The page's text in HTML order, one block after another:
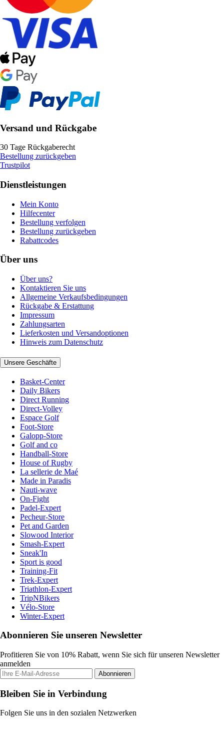
Versand und Rückgabe
30 Tage Rückgaberecht
Bestellung zurückgeben
Trustpilot
Dienstleistungen
Mein Konto
Hilfecenter
Bestellung verfolgen
Bestellung zurückgeben
Rabattcodes
Über uns
Über uns?
Kontaktieren Sie uns
Allgemeine Verkaufsbedingungen
Rückgabe & Erstattung
Impressum
Zahlungsarten
Lieferkosten und Versandoptionen
Hinweis zum Datenschutz
Unsere Geschäfte
Basket-Center
Daily Bikers
Direct Running
Direct-Volley
Espace Golf
Foot-Store
Galopp-Store
Golf and co
Handball-Store
House of Rugby
La sellerie de Maé
Made in Paradis
Nauti-wave
On-Fight
Padel-Expert
Pecheur-Store
Pet and Garden
Slowood Interior
Smash-Expert
Sneak'In
Sport is good
Training-Fit
Trek-Expert
Triathlon-Expert
TripNBikers
Vélo-Store
Winter-Expert
Abonnieren Sie unseren Newsletter
Profitieren Sie von 10% Rabatt, wenn Sie sich für unseren Newsletter
anmelden
Abonnieren
Bleiben Sie in Verbindung
Folgen Sie uns in den sozialen Netzwerken